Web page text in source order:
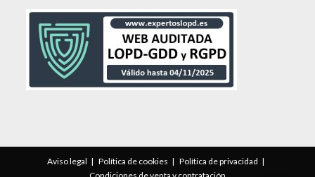
Aviso legal Política de cookies
Política de privacidad